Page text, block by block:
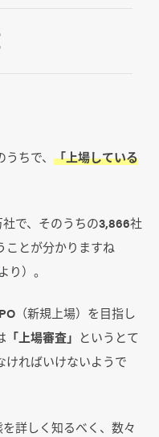
ちで、 「上場している
で、そのうちの3,866社
ことが分かりますね
より）。
（新規上場）を目指し
「上場審査」 というとて
ければいけないようで
詳しく知るべく、数々